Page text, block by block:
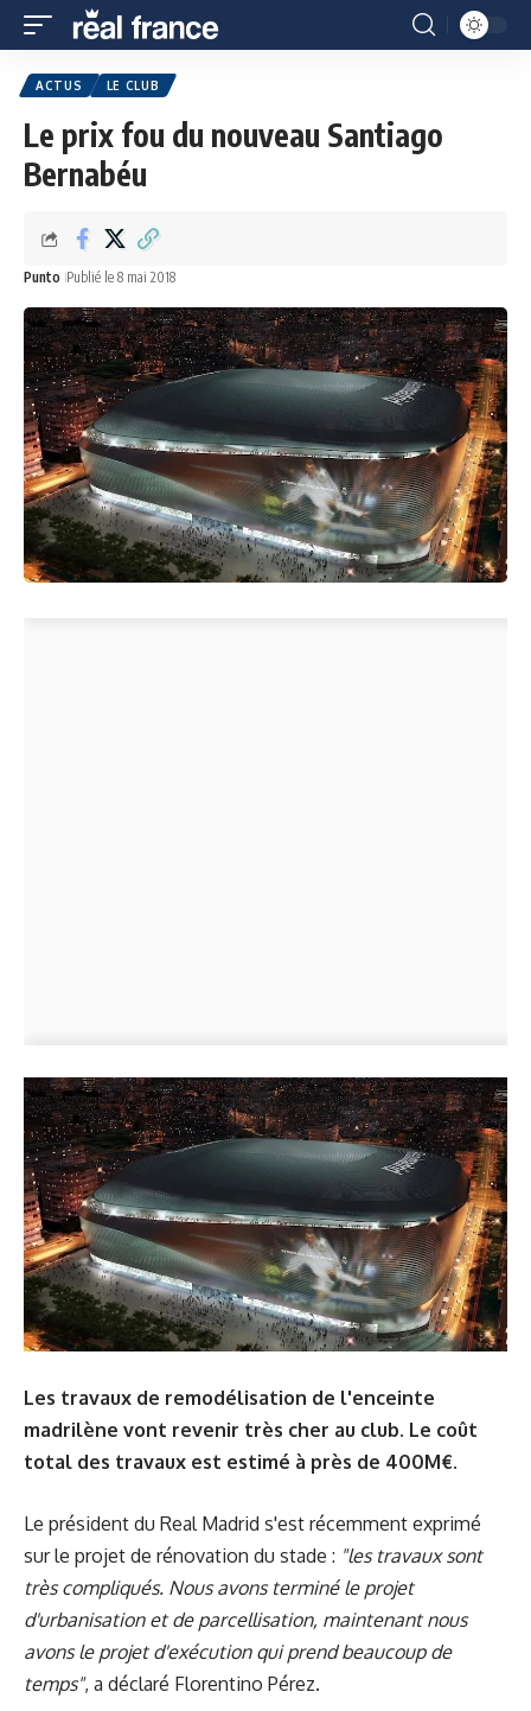
ACTUS LE CLUB
Le prix fou du nouveau Santiago
Bernabéu
Punto Publié le 8 mai 2018
Les travaux de remodélisation de l'enceinte
madrilène vont revenir très cher au club. Le coût
total des travaux est estimé à près de 400M€.
Le président du Real Madrid s'est récemment exprimé
sur le projet de rénovation du stade : "les travaux sont
très compliqués. Nous avons terminé le projet
d'urbanisation et de parcellisation, maintenant nous
avons le projet d'exécution qui prend beaucoup de
temps", a déclaré Florentino Pérez.